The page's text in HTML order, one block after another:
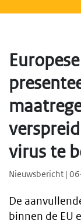
virus te
Nieuwsbericht |
De
binnen de EU